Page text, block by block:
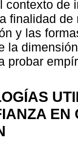
contexto de
finalidad
y las
la
probar
EN